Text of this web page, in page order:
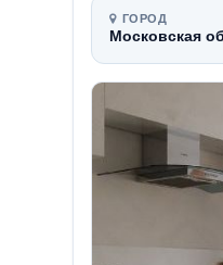
ГОРОД
Московская